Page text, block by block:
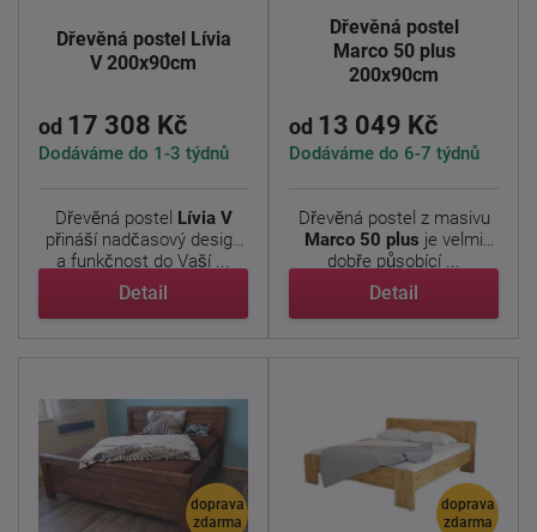
Dřevěná postel Lívia
V 200x90cm
od 17 308 Kč
Dodáváme do 1-3 týdnů
Dřevěná postel Lívia V
přináší nadčasový design
a funkčnost do Vaší ...
Detail
Dřevěná postel
Marco 50 plus
200x90cm
od 13 049 Kč
Dodáváme do 6-7 týdnů
Dřevěná postel z masivu
Marco 50 plus je velmi
dobře působící ...
Detail
doprava
zdarma
doprava
zdarma